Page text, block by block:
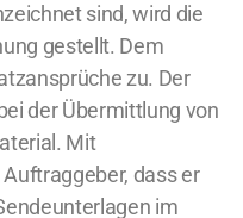
sind, wird die
gestellt. Dem
zu. Der
der Übermittlung von
Mit
dass er
im